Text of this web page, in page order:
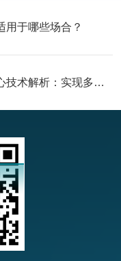
用于哪些场合？
多通道多肽合成仪的核心技术解析：实现多任务异步合成的设计与原理